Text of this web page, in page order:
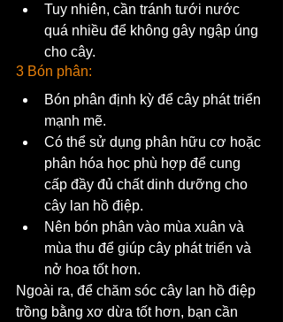
Tuy nhiên, cần tránh tưới nước
quá nhiều để không gây ngập úng
cho cây.
3 Bón phân:
Bón phân định kỳ để cây phát triển
mạnh mẽ.
Có thể sử dụng phân hữu cơ hoặc
phân hóa học phù hợp để cung
cấp đầy đủ chất dinh dưỡng cho
cây lan hồ điệp.
Nên bón phân vào mùa xuân và
mùa thu để giúp cây phát triển và
nở hoa tốt hơn.
Ngoài ra, để chăm sóc cây lan hồ điệp
trồng bằng xơ dừa tốt hơn, bạn cần